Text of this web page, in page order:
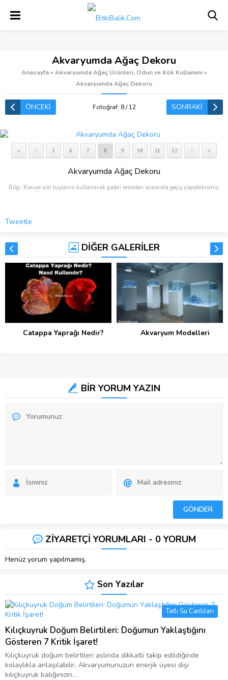
Akvaryumda Ağaç Dekoru
Anasayfa » Akvaryumda Ağaç Ürünleri, Odun ve Kök Kullanımı »
Akvaryumda Ağaç Dekoru
ÖNCEKİ Fotoğraf: 8 / 12 SONRAKİ
« < 5 6 7 8 9 10 11 12 > »
Akvaryumda Ağaç Dekoru
Bilgi: Klavye yön tuşlarını kullanarak galeri resimleri arasında geçiş yapabilirsiniz.
Tweetle
DİĞER GALERİLER
Catappa Yaprağı Nedir? Akvaryum Modelleri
BİR YORUM YAZIN
ZİYARETÇİ YORUMLARI - 0 YORUM
Henüz yorum yapılmamış.
Son Yazılar
Tatlı Su Canlıları
Kılıçkuyruk Doğum Belirtileri: Doğumun Yaklaştığını
Gösteren 7 Kritik İşaret!
Kılıçkuyruk doğum belirtileri aslında dikkatli takip edildiğinde
kolaylıkla anlaşılabilir. Akvaryumunuzun enerjik üyesi dişi
kılıçkuyruk balığınızın...